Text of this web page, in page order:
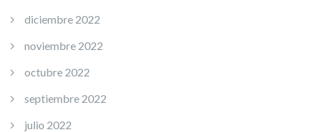
diciembre 2022
noviembre 2022
octubre 2022
septiembre 2022
julio 2022